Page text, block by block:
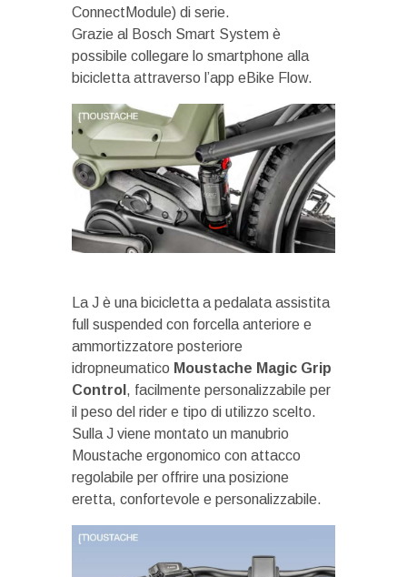
ConnectModule) di serie.
Grazie al Bosch Smart System è
possibile collegare lo smartphone alla
bicicletta attraverso l’app eBike Flow.
La J è una bicicletta a pedalata assistita
full suspended con forcella anteriore e
ammortizzatore posteriore
idropneumatico Moustache Magic Grip
Control , facilmente personalizzabile per
il peso del rider e tipo di utilizzo scelto.
Sulla J viene montato un manubrio
Moustache ergonomico con attacco
regolabile per offrire una posizione
eretta, confortevole e personalizzabile.